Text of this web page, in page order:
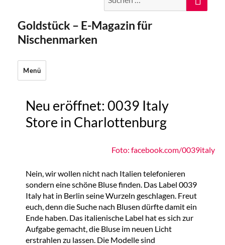
nach:
Goldstück – E-Magazin für
Nischenmarken
Menü
Neu eröffnet: 0039 Italy
Store in Charlottenburg
Foto: facebook.com/0039italy
Nein, wir wollen nicht nach Italien telefonieren
sondern eine schöne Bluse finden. Das Label 0039
Italy hat in Berlin seine Wurzeln geschlagen. Freut
euch, denn die Suche nach Blusen dürfte damit ein
Ende haben. Das italienische Label hat es sich zur
Aufgabe gemacht, die Bluse im neuen Licht
erstrahlen zu lassen. Die Modelle sind